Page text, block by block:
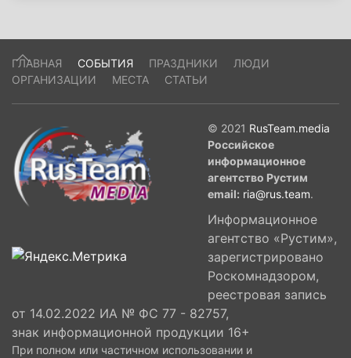
ГЛАВНАЯ СОБЫТИЯ ПРАЗДНИКИ
ЛЮДИ
ОРГАНИЗАЦИИ
МЕСТА СТАТЬИ
© 2021 RusTeam.media
Российское
информационное
агентство Рустим
email: ria@rus.team.
Информационное
агентство «Рустим»,
зарегистрировано
Роскомнадзором,
реестровая запись
от 14.02.2022 ИА № ФС 77 - 82757,
знак информационной продукции 16+
При полном или частичном использовании и